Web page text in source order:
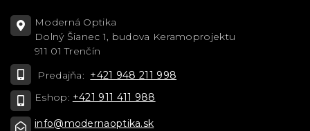
Moderná Optika
Dolný Šianec 1, budova Keramoprojektu
911 01 Trenčín
Predajňa: +421 948 211 998
Eshop: +421 911 411 988
info@modernaoptika.sk